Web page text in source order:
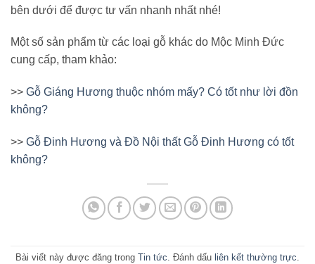
bên dưới để được tư vấn nhanh nhất nhé!
Một số sản phẩm từ các loại gỗ khác do Mộc Minh Đức
cung cấp, tham khảo:
>> Gỗ Giáng Hương thuộc nhóm mấy? Có tốt như lời đồn
không?
>> Gỗ Đinh Hương và Đồ Nội thất Gỗ Đinh Hương có tốt
không?
Bài viết này được đăng trong Tin tức. Đánh dấu liên kết thường trực.